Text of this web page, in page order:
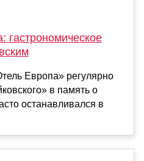
гастрономическое
Европа» регулярно
в память о
останавливался в